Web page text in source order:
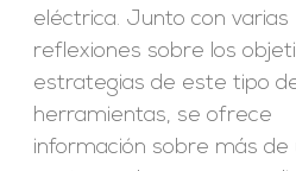
eléctrica. Junto con varias
reflexiones sobre los
estrategias de este tipo
herramientas, se ofrece
información sobre más de